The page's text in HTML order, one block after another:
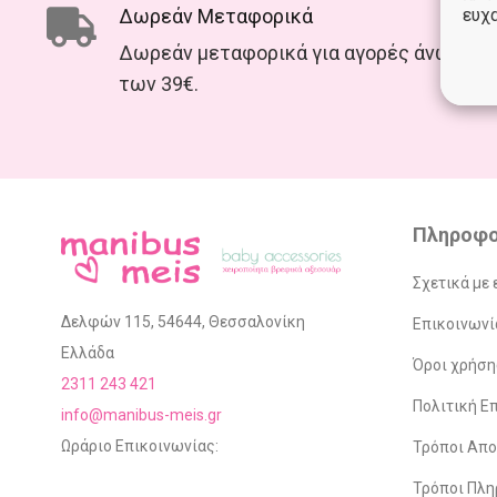
Δωρεάν Μεταφορικά
Δωρεάν μεταφορικά για αγορές άνω
των 39€.
Δελφών 115, 54644, Θεσσαλονίκη
Ελλάδα
2311 243 421
info@manibus-meis.gr
Ωράριο Επικοινωνίας:
Σχετικά με
Όροι
Πολιτική
Τρόποι
Τρόποι